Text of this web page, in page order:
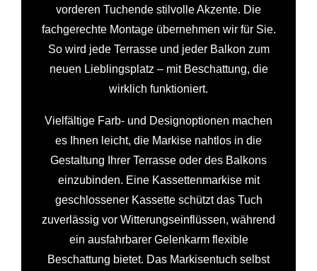
vorderen Tuchende stilvolle Akzente. Die
fachgerechte Montage übernehmen wir für Sie.
So wird jede Terrasse und jeder Balkon zum
neuen Lieblingsplatz – mit Beschattung, die
wirklich funktioniert.
Vielfältige Farb- und Designoptionen machen
es Ihnen leicht, die Markise nahtlos in die
Gestaltung Ihrer Terrasse oder des Balkons
einzubinden. Eine Kassettenmarkise mit
geschlossener Kassette schützt das Tuch
zuverlässig vor Witterungseinflüssen, während
ein ausfahrbarer Gelenkarm flexible
Beschattung bietet. Das Markisentuch selbst